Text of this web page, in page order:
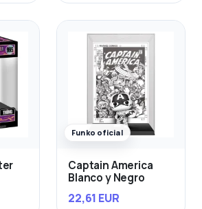
Funko oficial
Captain America
Blanco y Negro
22,61 EUR